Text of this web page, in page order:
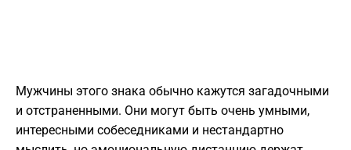
Мужчины этого знака обычно кажутся загадочными
и отстраненными. Они могут быть очень умными,
интересными собеседниками и нестандартно